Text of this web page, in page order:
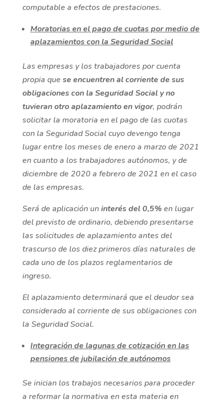
computable a efectos de prestaciones.
Moratorias en el pago de cuotas por medio de
aplazamientos con la Seguridad Social
Las empresas y los trabajadores por cuenta
propia que se encuentren al corriente de sus
obligaciones con la Seguridad Social y no
tuvieran otro aplazamiento en vigor, podrán
solicitar la moratoria en el pago de las cuotas
con la Seguridad Social cuyo devengo tenga
lugar entre los meses de enero a marzo de 2021
en cuanto a los trabajadores autónomos, y de
diciembre de 2020 a febrero de 2021 en el caso
de las empresas.
Será de aplicación uninterés del 0,5%en lugar
del previsto de ordinario, debiendo presentarse
las solicitudes de aplazamiento antes del
trascurso de los diez primeros días naturales de
cada uno de los plazos reglamentarios de
ingreso.
El aplazamiento determinará que el deudor sea
considerado al corriente de sus obligaciones con
la Seguridad Social.
Integración de lagunas de cotización en las
pensiones de jubilación de autónomos
Se inician los trabajos necesarios para proceder
a reformar la normativa en esta materia en